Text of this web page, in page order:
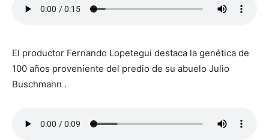
El productor Fernando Lopetegui destaca la genética de
100 años proveniente del predio de su abuelo Julio
Buschmann .